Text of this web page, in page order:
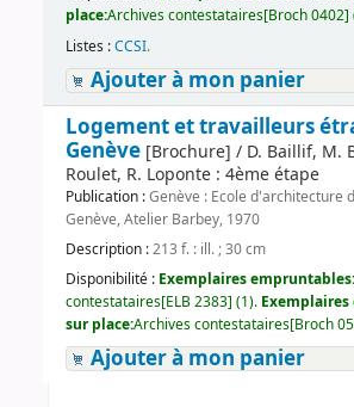
place:Archives contestataires[Broch 0402]
Listes :CCSI.
Ajouter à mon panier
Logement et travailleurs
Genève[Brochure] / D. Baillif, M.
Roulet, R. Loponte : 4ème étape
Publication :Genève : Ecole d'architecture
Genève, Atelier Barbey, 1970
Description :213 f. : ill. ; 30 cm
Disponibilité : Exemplaires empruntables:
contestataires[ELB 2383] (1).
sur place:Archives contestataires[Broch
Ajouter à mon panier